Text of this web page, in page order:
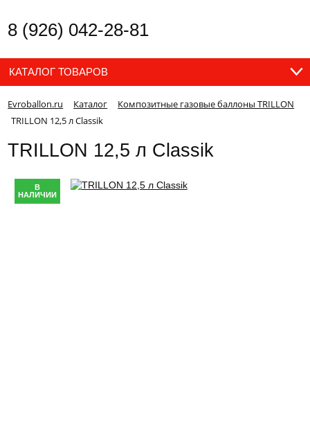
8 (926) 042-28-81
КАТАЛОГ ТОВАРОВ
Evroballon.ru Каталог
Композитные газовые баллоны TRILLON
TRILLON 12,5 л Classik
TRILLON 12,5 л Classik
В
НАЛИЧИИ